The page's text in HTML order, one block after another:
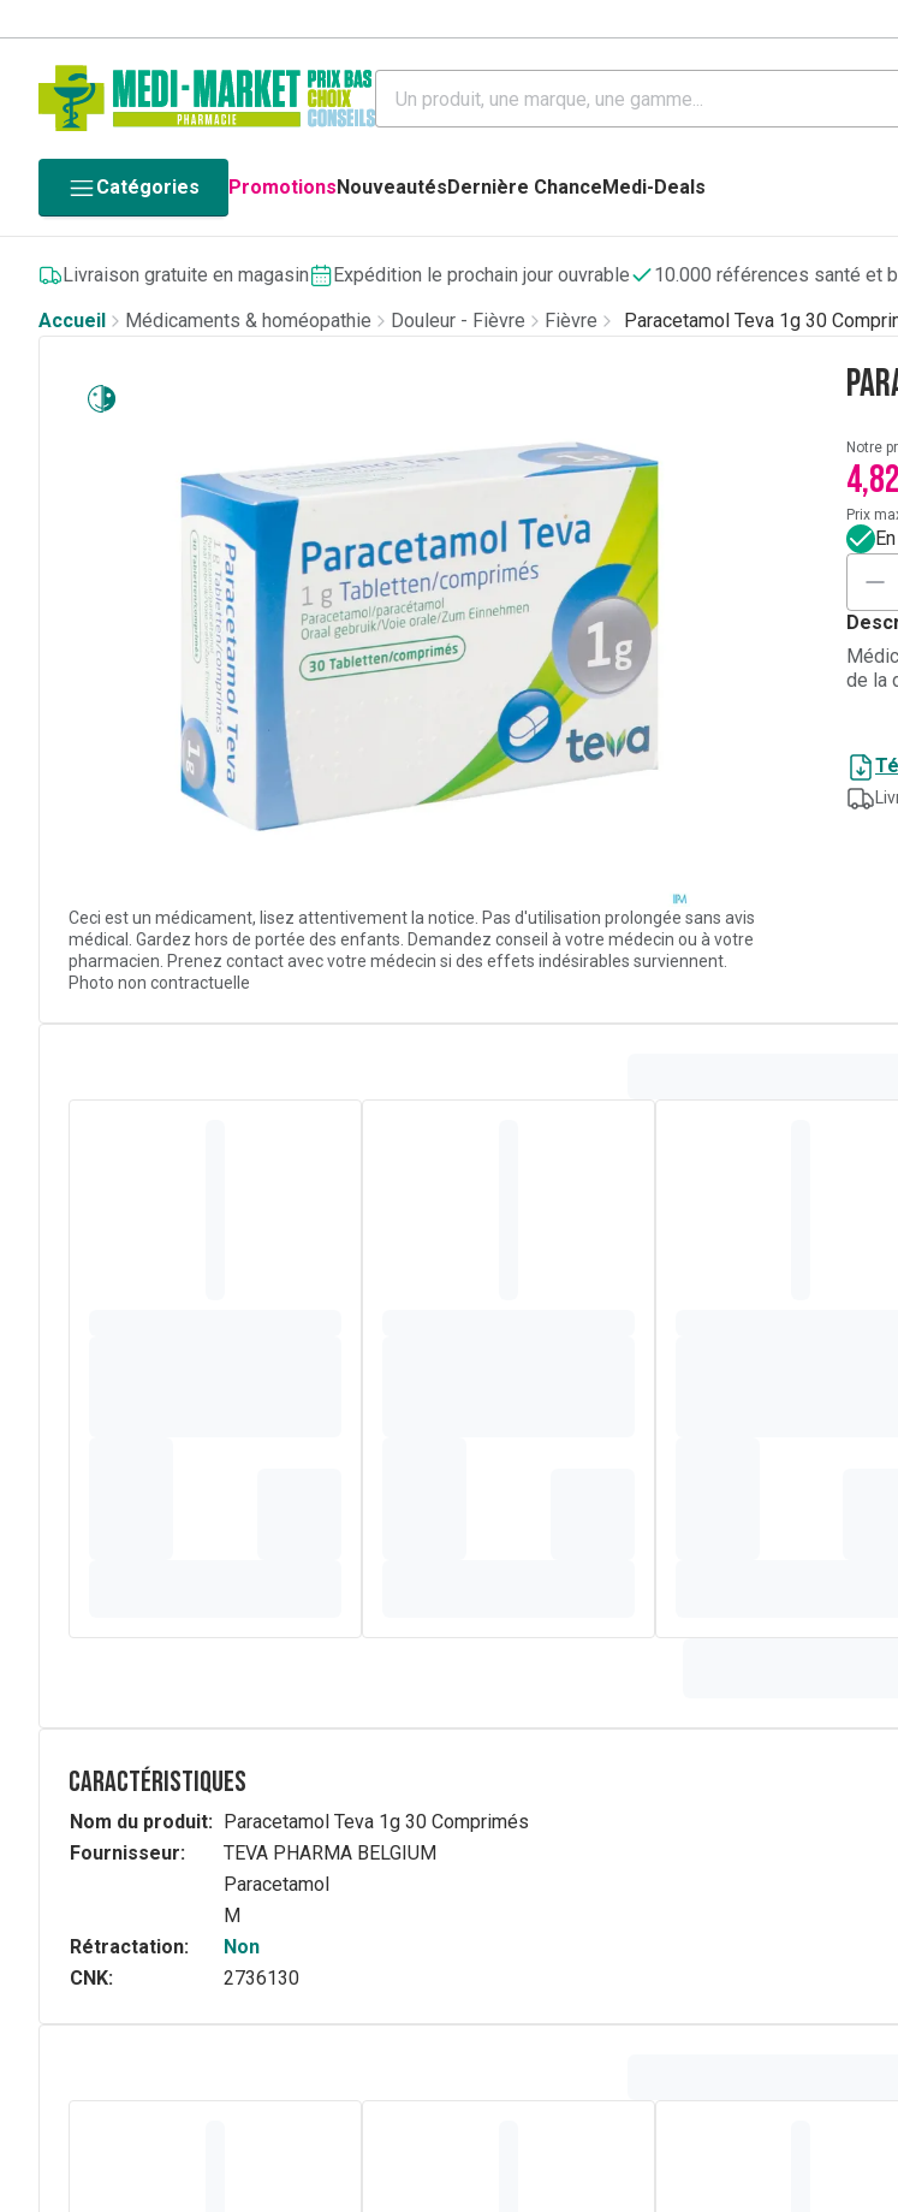
Catégories PromotionsNouveautésDernière ChanceMedi-Deals
Livraison gratuite en magasin Expédition le prochain jour ouvrable 10.000 références santé et
Accueil
Médicaments & homéopathie Douleur - Fièvre Fièvre Paracetamol Teva 1g 30
Ceci est un médicament, lisez attentivement la notice. Pas d'utilisation prolongée sans avis
médical. Gardez hors de portée des enfants. Demandez conseil à votre médecin ou à votre
pharmacien. Prenez contact avec votre médecin si des effets indésirables surviennent.
Photo non contractuelle
Notre
Prix
de la
Caractéristiques
Nom du produit: Paracetamol Teva 1g 30 Comprimés
Fournisseur:
TEVA PHARMA BELGIUM
Paracetamol
M
Rétractation:
Non
CNK:
2736130